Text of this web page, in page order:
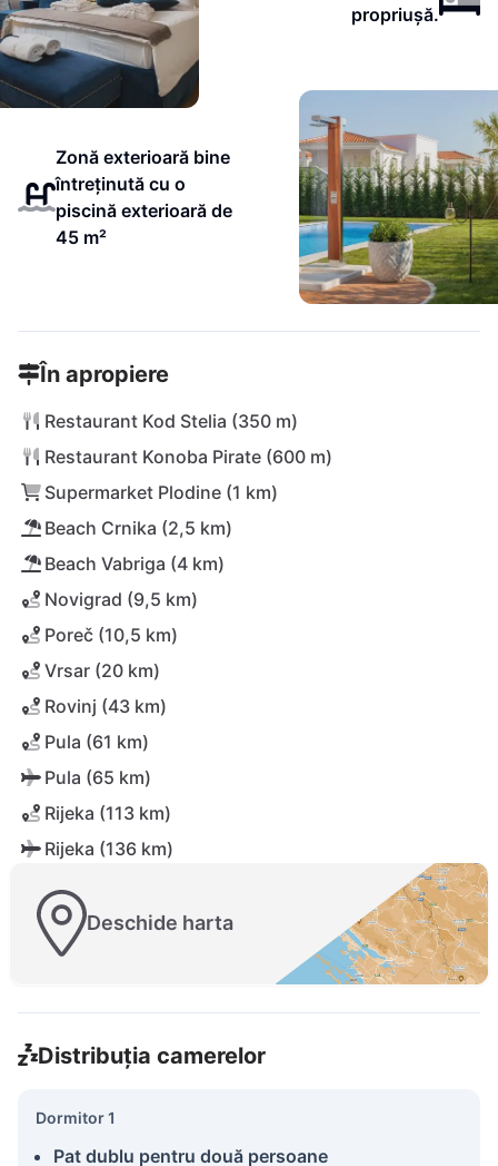
propriușă.
Zonă exterioară bine
întreținută cu o
piscină exterioară de
45 m²
În apropiere
Restaurant Kod Stelia (350 m)
Restaurant Konoba Pirate (600 m)
Supermarket Plodine (1 km)
Beach Crnika (2,5 km)
Beach Vabriga (4 km)
Novigrad (9,5 km)
Poreč (10,5 km)
Vrsar (20 km)
Rovinj (43 km)
Pula (61 km)
Pula (65 km)
Rijeka (113 km)
Rijeka (136 km)
Deschide harta
Distribuția camerelor
Dormitor 1
Pat dublu pentru două persoane